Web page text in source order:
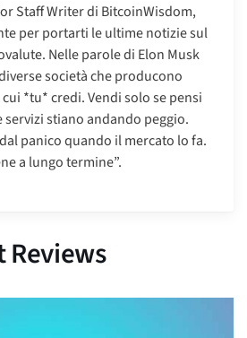
Staff Writer di BitcoinWisdom,
per portarti le ultime notizie sul
Nelle parole di Elon Musk
società che producono
*tu* credi. Vendi solo se pensi
stiano andando peggio.
panico quando il mercato lo fa.
a lungo termine”.
Reviews